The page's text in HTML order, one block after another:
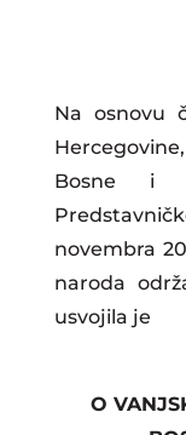
Na osnovu
Bosne i
novembra
naroda
usvojila je
O